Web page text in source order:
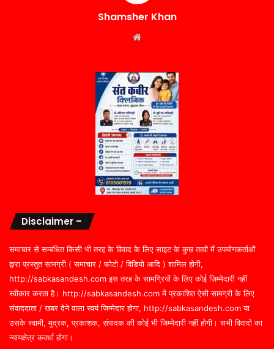
Shamsher Khan
Disclaimer –
समाचार से सम्बंधित किसी भी तरह के विवाद के लिए साइट के कुछ तत्वों में उपयोगकर्ताओं
द्वारा प्रस्तुत सामग्री ( समाचार / फोटो / विडियो आदि ) शामिल होगी,
http://sabkasandesh.com इस तरह के सामग्रियों के लिए कोई ज़िम्मेदारी नहीं
स्वीकार करता है। http://sabkasandesh.com में प्रकाशित ऐसी सामग्री के लिए
संवाददाता / खबर देने वाला स्वयं जिम्मेदार होगा, http://sabkasandesh.com या
उसके स्वामी, मुद्रक, प्रकाशक, संपादक की कोई भी जिम्मेदारी नहीं होगी। सभी विवादों का
न्यायक्षेत्र कवर्धा होगा।